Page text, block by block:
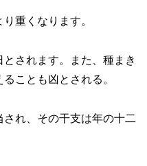
重くなります。
されます。また、種まき
ことも凶とされる。
れ、その干支は年の十二